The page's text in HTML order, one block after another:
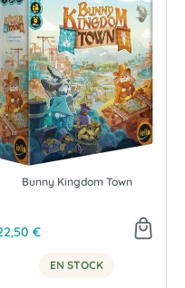
Bunny Kingdom Town
€
EN STOCK